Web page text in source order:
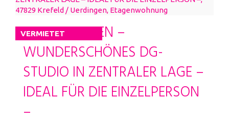
VERMIETET
KR-UERDINGEN –
WUNDERSCHÖNES DG-
STUDIO IN ZENTRALER LAGE –
IDEAL FÜR DIE EINZELPERSON
–